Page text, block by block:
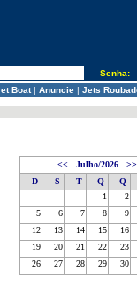
Senha:
Boat| Anuncie | Jets
<< Julho/2026
>>
D
S T Q
Q
1
2
5
6 7 8
9
12
13 14 15
16
19
20 21 22
23
26
27 28 29 30